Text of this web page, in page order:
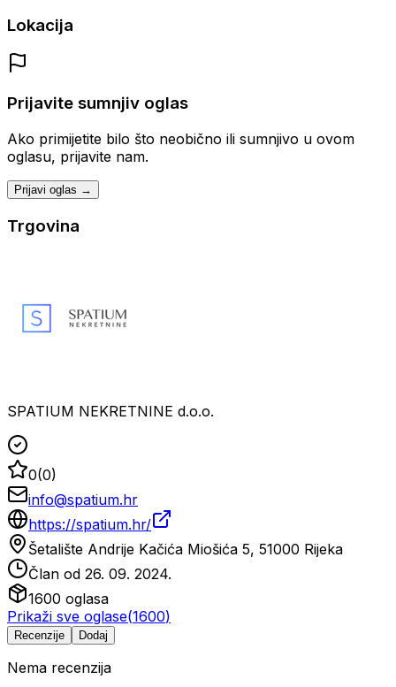
Lokacija
Prijavite sumnjiv oglas
Ako primijetite bilo što neobično ili sumnjivo u ovom
oglasu, prijavite nam.
Prijavi oglas →
Trgovina
SPATIUM NEKRETNINE d.o.o.
0(0)
info@spatium.hr
https://spatium.hr/
Šetalište Andrije Kačića Miošića 5, 51000 Rijeka
Član od 26. 09. 2024.
1600 oglasa
Prikaži sve oglase(1600)
Recenzije Dodaj
Nema recenzija